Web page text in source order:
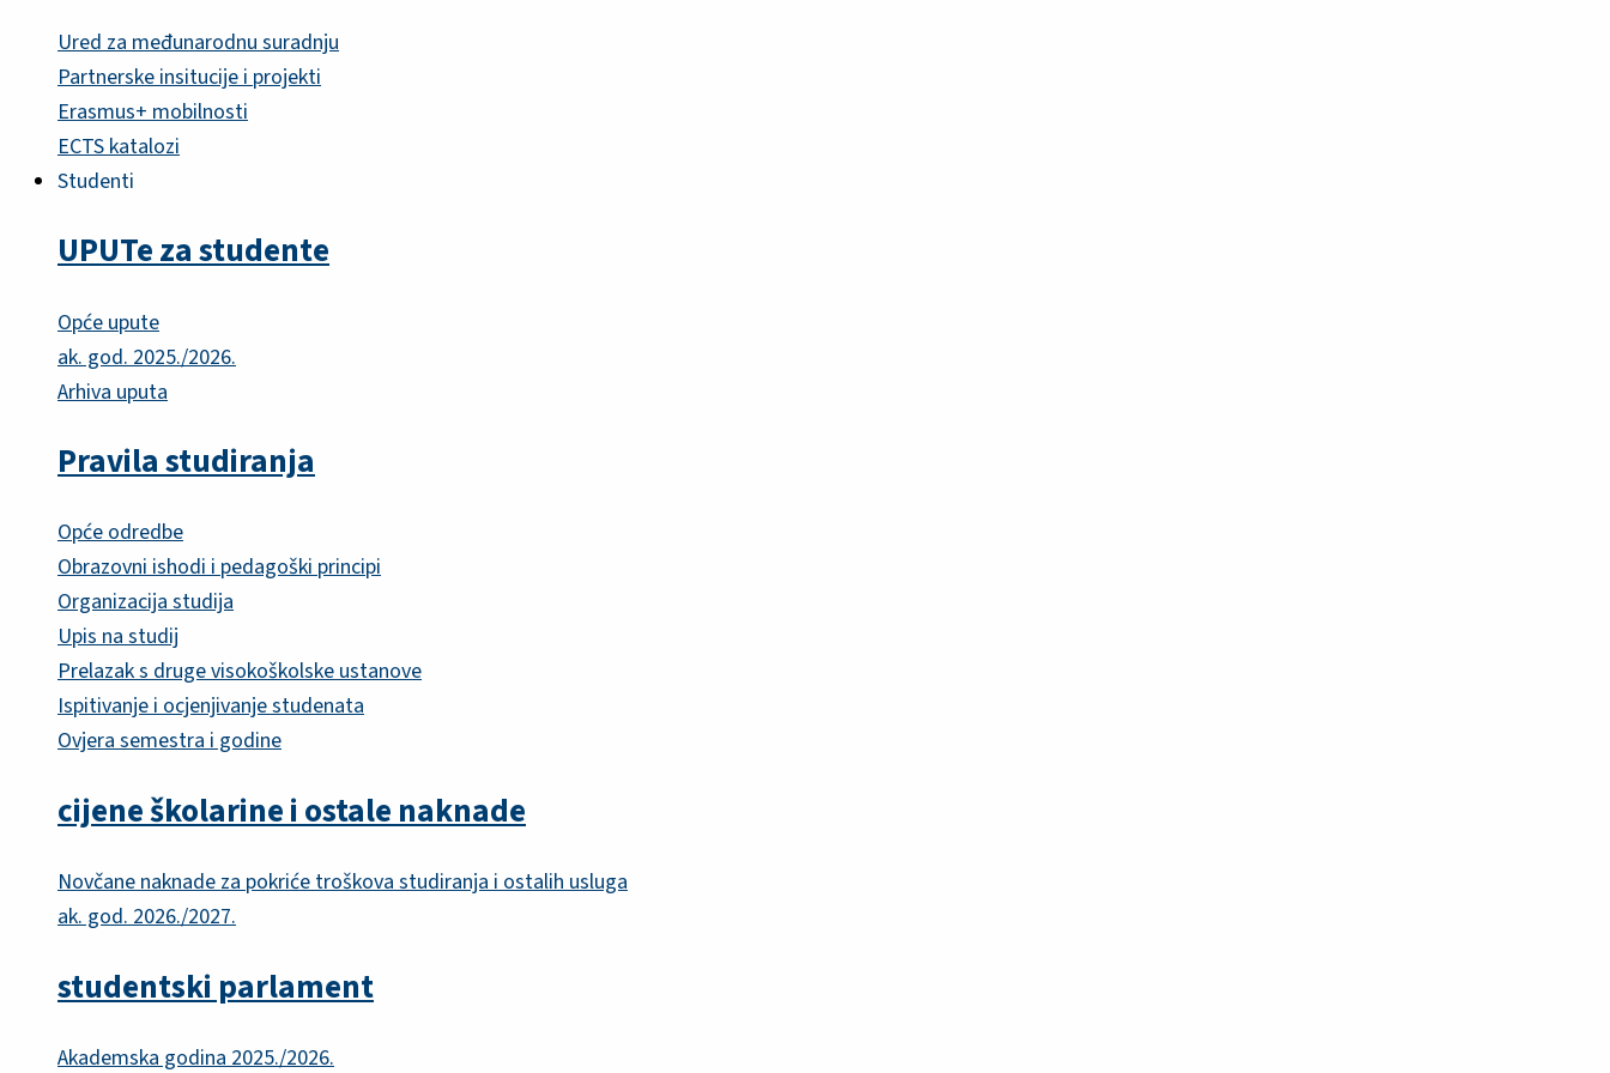
Ured za međunarodnu suradnju
Partnerske insitucije i projekti
Erasmus+ mobilnosti
ECTS katalozi
Studenti
UPUTe za studente
Opće upute
ak. god. 2025./2026.
Arhiva uputa
Pravila studiranja
Opće odredbe
Obrazovni ishodi i pedagoški principi
Organizacija studija
Upis na studij
Prelazak s druge visokoškolske ustanove
Ispitivanje i ocjenjivanje studenata
Ovjera semestra i godine
cijene školarine i ostale naknade
Novčane naknade za pokriće troškova studiranja i ostalih usluga
ak. god. 2026./2027.
studentski parlament
Akademska godina 2025./2026.